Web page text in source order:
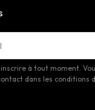
à tout moment.
dans les conditions